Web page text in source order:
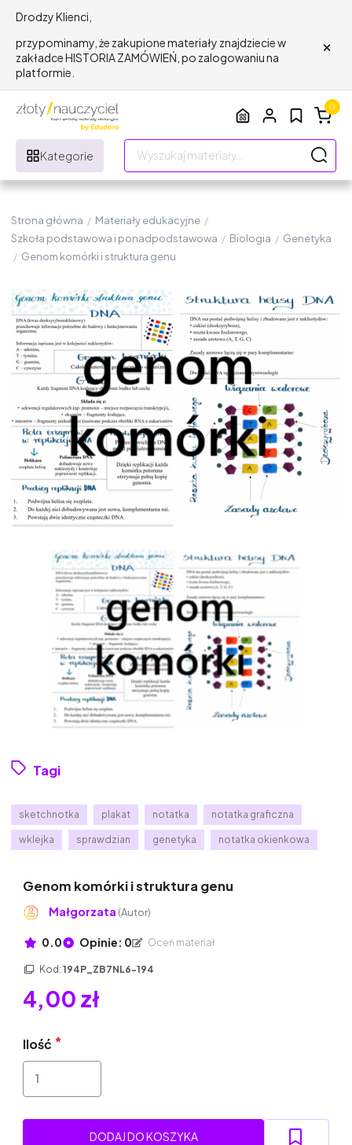
Drodzy Klienci,
przypominamy, że zakupione materiały znajdziecie w
zakładce HISTORIA ZAMÓWIEŃ, po zalogowaniu na
platformie.
×
Kategorie
0
Strona główna / Materiały edukacyjne /
Szkoła podstawowa i ponadpodstawowa / Biologia / Genetyka
/ Genom komórki i struktura genu
Tagi
sketchnotka plakat notatka notatka graficzna
wklejka sprawdzian genetyka notatka okienkowa
Genom komórki i struktura genu
Małgorzata (Autor)
0.0 Opinie: 0 Oceń materiał
Kod: 194P_ZB7NL6-194
4,00 zł
Ilość
DODAJ DO KOSZYKA